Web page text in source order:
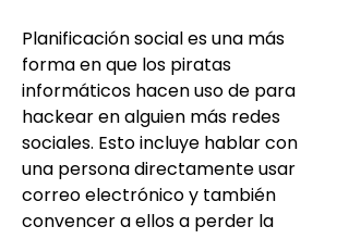
Planificación social es una más
forma en que los piratas
informáticos hacen uso de para
hackear en alguien más redes
sociales. Esto incluye hablar con
una persona directamente usar
correo electrónico y también
convencer a ellos a perder la